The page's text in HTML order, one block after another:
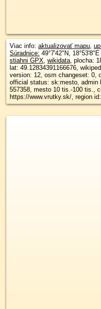
Viac info: aktualizovať mapu,
Súradnice: 49°7'42"N, 18°53'8"E
stiahni GPX, wikidata, plocha:
lat: 49.12834391166676,
version: 12, osm changeset: 0,
official status: sk:mesto, admin
557358, mesto 10 tis.-100 tis.,
https://www.vrutky.sk/, region